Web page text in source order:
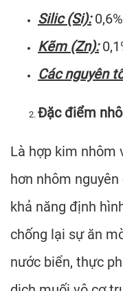
Silic (Si):
Kẽm (Zn):
Các nguyên
Đặc điểm
Là hợp kim nhôm
hơn nhôm
khả năng định
chống lại sự ăn
nước biển, thực